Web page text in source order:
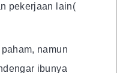
pekerjaan lain(
namun
ibunya